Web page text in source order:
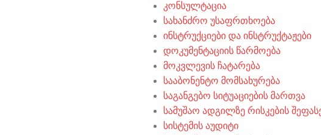
კონსულტაცია
სახანძრო უსაფრთხოება
ინსტრუქციები და ინსტრუქტაჟები
დოკუმენტაციის წარმოება
მოკვლევის ჩატარება
სააბონენტო მომსახურება
საგანგებო სიტუაციების მართვა
სამუშაო ადგილზე რისკების
სისტემის აუდიტი